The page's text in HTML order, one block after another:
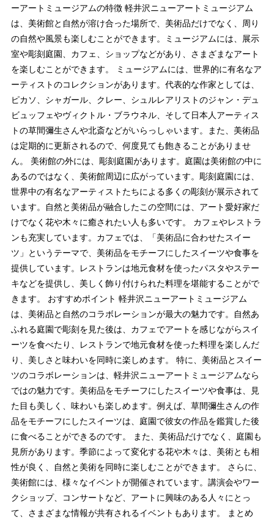
ーアートミュージアムの特徴 軽井沢ニューアートミュージアム
は、美術館と自然が溶け合った場所で、美術品だけでなく、周り
の自然や風景も楽しむことができます。ミュージアムには、展示
室や彫刻庭園、カフェ、ショップなどがあり、さまざまなアート
を楽しむことができます。 ミュージアムには、世界的に有名なア
ーティストのコレクションがあります。代表的な作家としては、
ピカソ、シャガール、クレー、シュルレアリストのジャン・デュ
ビュッフェやヴィクトル・ブラウネル、そして日本人アーティス
トの草間彌生さんや北斎などがいらっしゃいます。また、美術品
は定期的に更新されるので、何度見ても飽きることがありませ
ん。 美術館の外には、彫刻庭園があります。庭園は美術館の中に
あるのではなく、美術館周辺に広がっています。彫刻庭園には、
世界中の有名なアーティストたちによる多くの彫刻が展示されて
います。自然と美術品が融合したこの空間には、アート愛好家だ
けでなく花や木々に癒されたい人も多いです。 カフェやレストラ
ンも充実しています。カフェでは、「美術品に合わせたスイー
ツ」というテーマで、美術品をモチーフにしたスイーツや食事を
提供しています。レストランは地元食材を使ったパスタやステー
キなどを提供し、美しく飾り付けられた料理を堪能することがで
きます。 おすすめポイント 軽井沢ニューアートミュージアム
は、美術品と自然のコラボレーションが最大の魅力です。自然あ
ふれる庭園で彫刻を見た後は、カフェでアートを感じながらスイ
ーツを食べたり、レストランで地元食材を使った料理を楽しんだ
り、美しさと味わいを同時に楽しめます。 特に、美術品とスイー
ツのコラボレーションは、軽井沢ニューアートミュージアムなら
ではの魅力です。美術品をモチーフにしたスイーツや食事は、見
た目も美しく、味わいも楽しめます。例えば、草間彌生さんの作
品をモチーフにしたスイーツは、庭園で彼女の作品を鑑賞した後
に食べることができるのです。 また、美術品だけでなく、庭園も
見所があります。季節によって変化する花や木々は、美術とも相
性が良く、自然と美術を同時に楽しむことができます。 さらに、
美術館には、様々なイベントが開催されています。講演会やワー
クショップ、コンサートなど、アートに興味のある人々にとっ
て、さまざまな情報が共有されるイベントもあります。 まとめ